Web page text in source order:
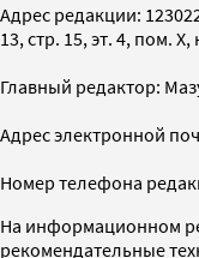
Адрес редакции:
13, стр. 15, эт. 4, пом. X,
Главный редактор:
Адрес электронной
Номер телефона
На информационном
рекомендательные